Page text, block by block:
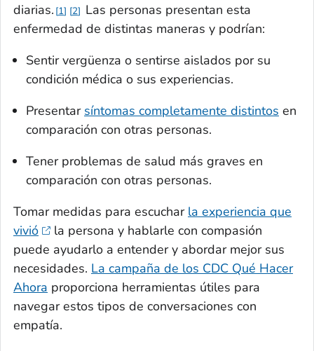
diarias. 1 2
Las personas presentan esta
enfermedad de distintas maneras y podrían:
Sentir vergüenza o sentirse aislados por su
condición médica o sus experiencias.
Presentar síntomas completamente distintos en
comparación con otras personas.
Tener problemas de salud más graves en
comparación con otras personas.
Tomar medidas para escuchar la experiencia que
vivió
la persona y hablarle con compasión
puede ayudarlo a entender y abordar mejor sus
necesidades. La campaña de los CDC Qué Hacer
Ahora proporciona herramientas útiles para
navegar estos tipos de conversaciones con
empatía.